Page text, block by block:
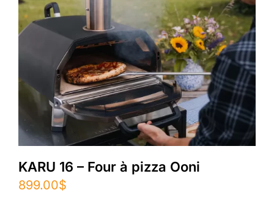
KARU 16 – Four à pizza Ooni
899.00$